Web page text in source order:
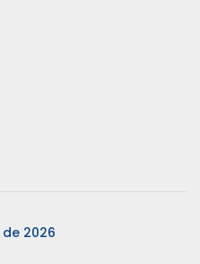
2026